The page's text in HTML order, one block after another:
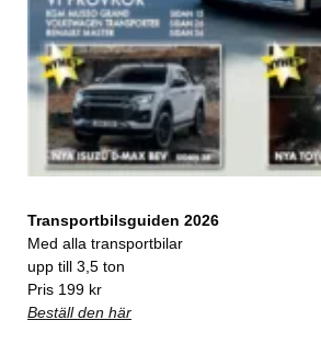
Transportbilsguiden 2026
Med alla transportbilar
upp till 3,5 ton
Pris 199 kr
Beställ den här